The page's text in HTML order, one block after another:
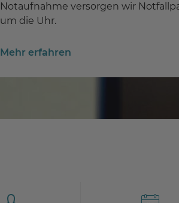
Uns sind Kollegialität und
Ihnen auch? Dann bewerben Sie sich
Mehr erfahren